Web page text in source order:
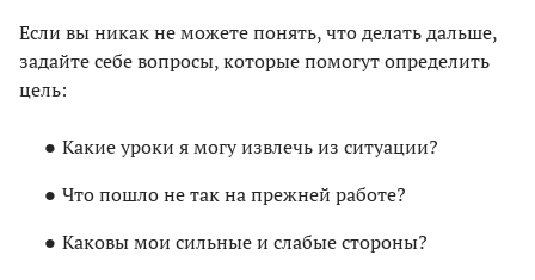
Если вы никак не можете понять, что делать дальше,
задайте себе вопросы, которые помогут определить
цель:
Какие уроки я могу извлечь из ситуации?
Что пошло не так на прежней работе?
Каковы мои сильные и слабые стороны?